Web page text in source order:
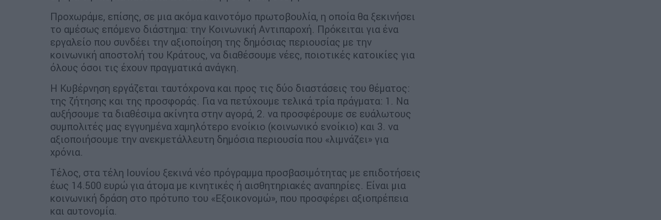
Προχωράμε, επίσης, σε μια ακόμα καινοτόμο πρωτοβουλία, η οποία θα ξεκινήσει
το αμέσως επόμενο διάστημα: την Κοινωνική Αντιπαροχή. Πρόκειται για ένα
εργαλείο που συνδέει την αξιοποίηση της δημόσιας περιουσίας με την
κοινωνική αποστολή του Κράτους, να διαθέσουμε νέες, ποιοτικές κατοικίες για
όλους όσοι τις έχουν πραγματικά ανάγκη.
Η Κυβέρνηση εργάζεται ταυτόχρονα και προς τις δύο διαστάσεις του θέματος:
της ζήτησης και της προσφοράς. Για να πετύχουμε τελικά τρία πράγματα: 1. Να
αυξήσουμε τα διαθέσιμα ακίνητα στην αγορά, 2. να προσφέρουμε σε ευάλωτους
συμπολιτές μας εγγυημένα χαμηλότερο ενοίκιο (κοινωνικό ενοίκιο) και 3. να
αξιοποιήσουμε την ανεκμετάλλευτη δημόσια περιουσία που «λιμνάζει» για
χρόνια.
Τέλος, στα τέλη Ιουνίου ξεκινά νέο πρόγραμμα προσβασιμότητας με επιδοτήσεις
έως 14.500 ευρώ για άτομα με κινητικές ή αισθητηριακές αναπηρίες. Είναι μια
κοινωνική δράση στο πρότυπο του «Εξοικονομώ», που προσφέρει αξιοπρέπεια
και αυτονομία.